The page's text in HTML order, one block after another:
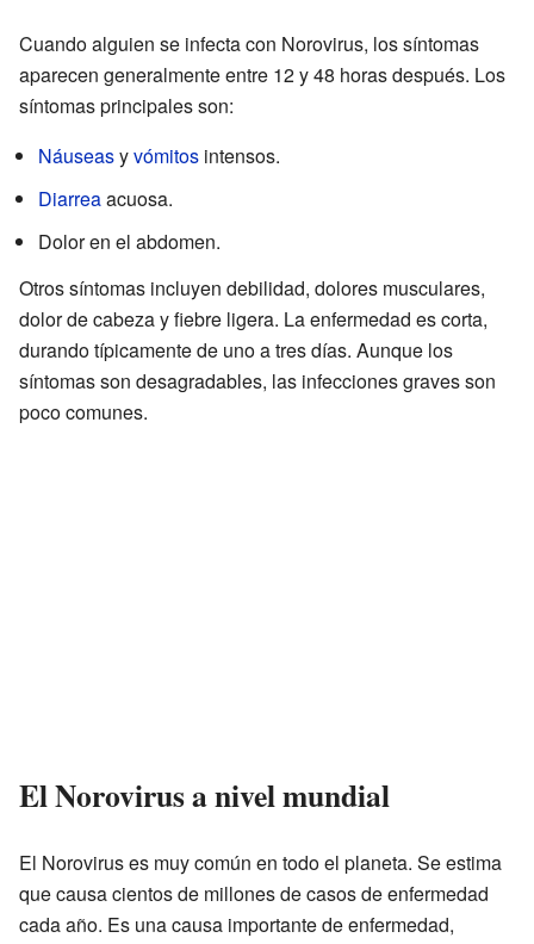
Cuando alguien se infecta con Norovirus, los síntomas
aparecen generalmente entre 12 y 48 horas después. Los
síntomas principales son:
Náuseasyvómitos intensos.
Diarreaacuosa.
Dolor en el abdomen.
Otros síntomas incluyen debilidad, dolores musculares,
dolor de cabeza y fiebre ligera. La enfermedad es corta,
durando típicamente de uno a tres días. Aunque los
síntomas son desagradables, las infecciones graves son
poco comunes.
El Norovirus a nivel mundial
El Norovirus es muy común en todo el planeta. Se estima
que causa cientos de millones de casos de enfermedad
cada año. Es una causa importante de enfermedad,